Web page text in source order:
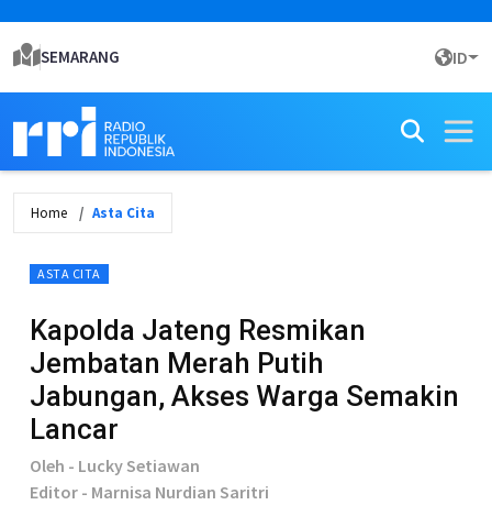
SEMARANG ID
Home Asta Cita
ASTA CITA
Kapolda Jateng Resmikan
Jembatan Merah Putih
Jabungan, Akses Warga Semakin
Lancar
Oleh - Lucky Setiawan
Editor - Marnisa Nurdian Saritri